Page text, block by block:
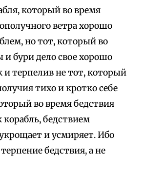
который во время
ветра хорошо
но тот, который во
и бури дело свое хорошо
и терпелив не тот, который
тихо и кротко себе
во время бедствия
корабль, бедствием
и усмиряет. Ибо
бедствия, а не